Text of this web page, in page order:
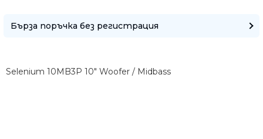
Бърза поръчка без регистрация
Selenium 10MB3P 10" Woofer / Midbass